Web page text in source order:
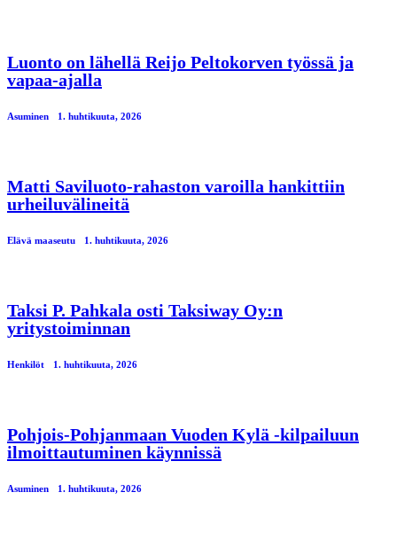
Luonto on lähellä Reijo Peltokorven työssä ja
vapaa-ajalla
Asuminen 1. huhtikuuta, 2026
Matti Saviluoto-rahaston varoilla hankittiin
urheiluvälineitä
Elävä maaseutu 1. huhtikuuta, 2026
Taksi P. Pahkala osti Taksiway Oy:n
yritystoiminnan
Henkilöt 1. huhtikuuta, 2026
Pohjois-Pohjanmaan Vuoden Kylä -kilpailuun
ilmoittautuminen käynnissä
Asuminen 1. huhtikuuta, 2026